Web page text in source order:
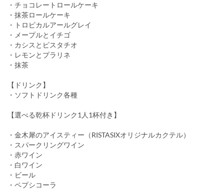
・チョコレートロールケーキ
・抹茶ロールケーキ
・トロピカルアールグレイ
・メープルとイチゴ
・カシスとピスタチオ
・レモンとプラリネ
・抹茶
【ドリンク】
・ソフトドリンク各種
【選べる乾杯ドリンク1人1杯付き】
・金木犀のアイスティー（RISTASIXオリジナルカクテル）
・スパークリングワイン
・赤ワイン
・白ワイン
・ビール
・ペプシコーラ